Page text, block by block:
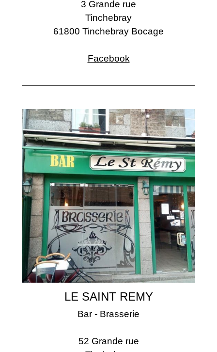
3 Grande rue
Tinchebray
61800 Tinchebray Bocage
Facebook
LE SAINT REMY
Bar - Brasserie
52 Grande rue